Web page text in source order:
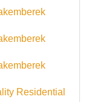
Residential